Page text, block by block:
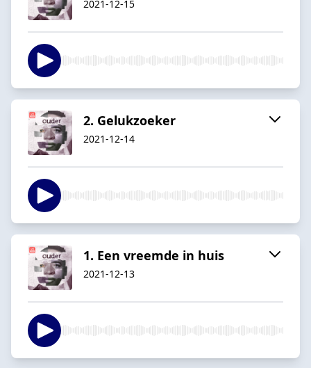
2021-12-15
2. Gelukzoeker
2021-12-14
1. Een vreemde in huis
2021-12-13